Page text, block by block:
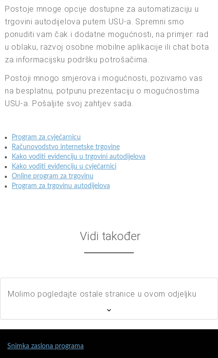
Postoje mnoge opcije dostupne za automatizaciju u
trgovini autodijelova putem USU-a. Spremni smo
ponuditi vam čak i dodatne mogućnosti, na primjer: rad
u oblaku, razvoj osobne mobilne aplikacije ili chat bota
za informacijsku podršku potrošačima.
Postoji mnogo smjerova i mogućnosti, pozivamo vas
na besplatnu, potpunu prezentaciju o mogućnostima
USU-a. Pošaljite svoj zahtjev sada.
Program za cvjećarnicu
Računovodstvo internetske trgovine
Kako voditi evidenciju u trgovini autodijelova
Kako voditi evidenciju u cvjećarnici
Online program za trgovinu
Program za trgovinu autodijelova
Vidi također
Molimo pogledajte ostale stranice u ovom odjeljku
Snimka zaslona programa